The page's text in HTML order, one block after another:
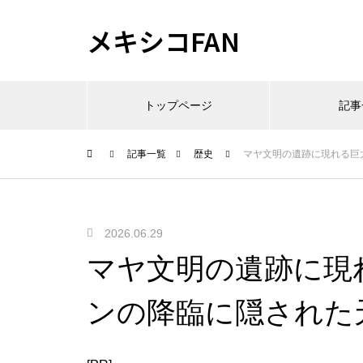
メキシコFAN
トップページ 記
記事一覧 歴史 マヤ文明の遺跡に現れる
2026.06.29
マヤ文明の遺跡に
ンの降臨に隠された